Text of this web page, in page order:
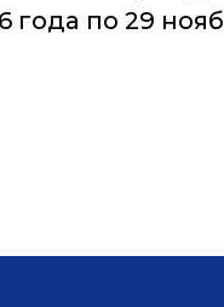
года по 29